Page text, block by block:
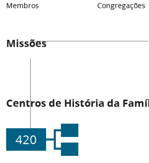
Membros Congregações
Missões
Centros de História da
420